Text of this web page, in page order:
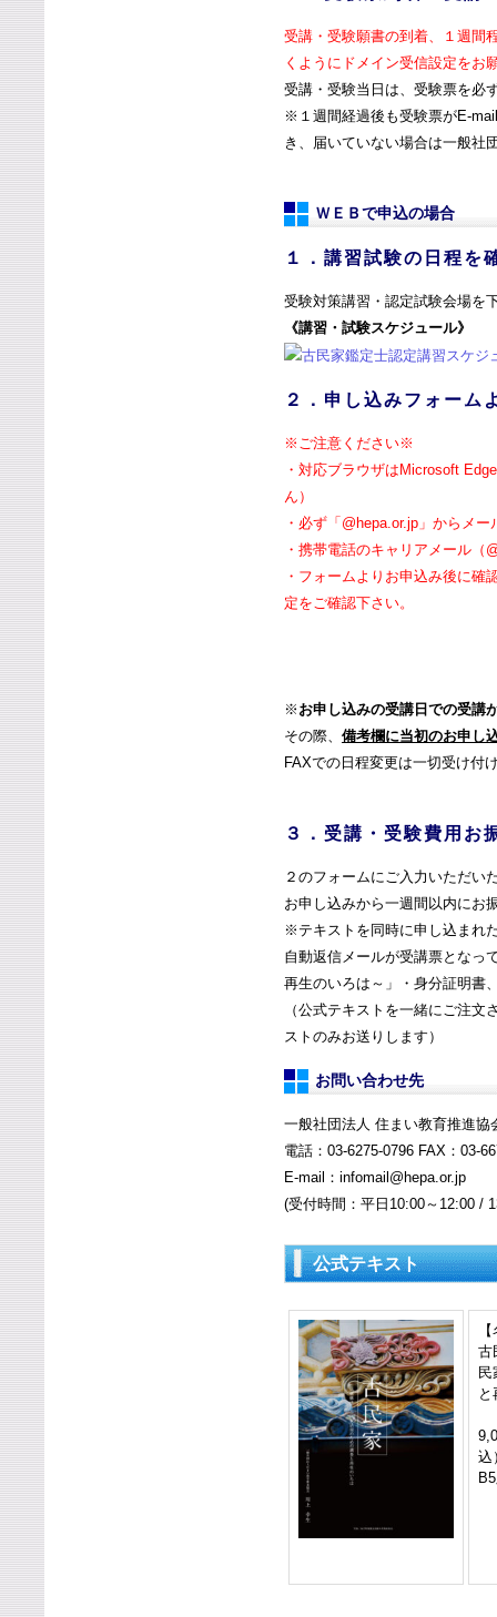
受講・受験願書の到着、１週間
くようにドメイン受信設定をお
受講・受験当日は、受験票を必
※１週間経過後も受験票がE-
き、届いていない場合は一般社
ＷＥＢで申込の場合
１．講習試験の日程を
受験対策講習・認定試験会場を
《講習・試験スケジュール》
２．申し込みフォーム
※ご注意ください※
・対応ブラウザはMicrosoft
ん）
・必ず「@hepa.or.jp」からメ
・携帯電話のキャリアメール
・フォームよりお申込み後に
定をご確認下さい。
※ お申し込みの受講日での受講
その際、 備考欄に当初のお申し
FAXでの日程変更は一切受け付
３．受講・受験費用お
２のフォームにご入力いただい
お申し込みから一週間以内にお
※テキストを同時に申し込まれ
自動返信メールが受講票となっ
再生のいろは～」・身分証明書
（公式テキストを一緒にご注
ストのみお送りします）
お問い合わせ先
一般社団法人 住まい教育推進協
電話：03-6275-0796 FAX：03-
E-mail： infomail@hepa.or.jp
(受付時間：平日10:00～12:00 /
公式テキスト
古
民
込